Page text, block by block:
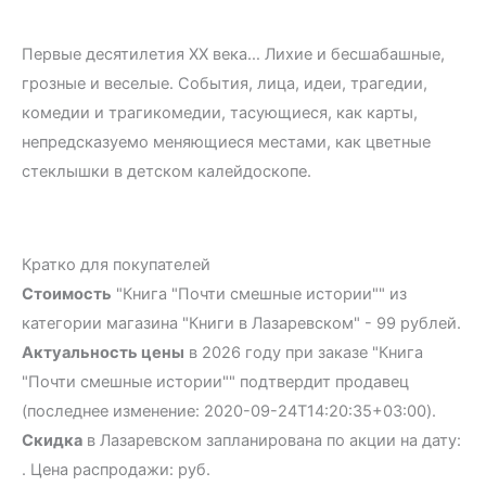
Первые десятилетия XX века… Лихие и бесшабашные,
грозные и веселые. События, лица, идеи, трагедии,
комедии и трагикомедии, тасующиеся, как карты,
непредсказуемо меняющиеся местами, как цветные
стеклышки в детском калейдоскопе.
Кратко для покупателей
Стоимость "Книга "Почти смешные истории"" из
категории магазина "Книги в Лазаревском" - 99 рублей.
Актуальность цены в 2026 году при заказе "Книга
"Почти смешные истории"" подтвердит продавец
(последнее изменение: 2020-09-24T14:20:35+03:00).
Скидка в Лазаревском запланирована по акции на дату:
. Цена распродажи: руб.